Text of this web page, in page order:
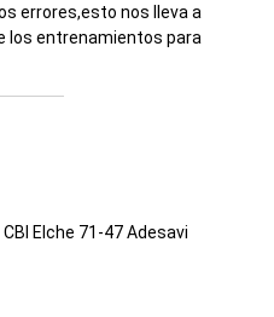
errores,esto nos lleva a
los entrenamientos para
CBI Elche 71-47 Adesavi